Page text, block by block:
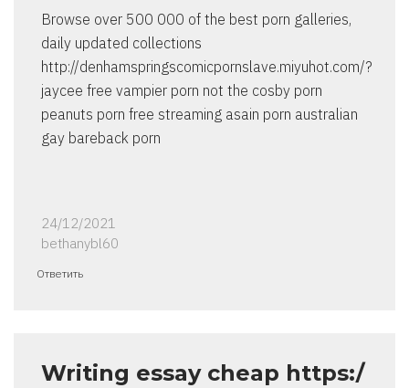
Browse over 500 000 of the best porn galleries,
daily updated collections
http://denhamspringscomicpornslave.miyuhot.com/?
jaycee free vampier porn not the cosby porn
peanuts porn free streaming asain porn australian
gay bareback porn
24/12/2021
bethanybl60
Ответить
Writing essay cheap https:/